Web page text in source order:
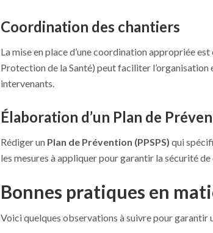
Coordination des chantiers
La mise en place d’une coordination appropriée
Protection de la Santé) peut faciliter
intervenants.
Élaboration d’un Plan de
Rédiger un Plan de Prévention (PPSPS) qui
les mesures à appliquer pour garantir la sécurité
Bonnes pratiques en
Voici quelques observations à suivre pour garantir